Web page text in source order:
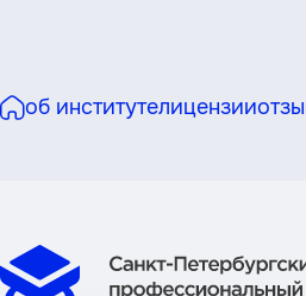
об институтелицензии